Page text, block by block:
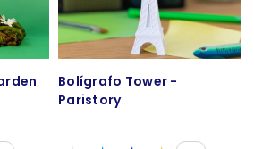
Bolígrafo Tower -
Paristory